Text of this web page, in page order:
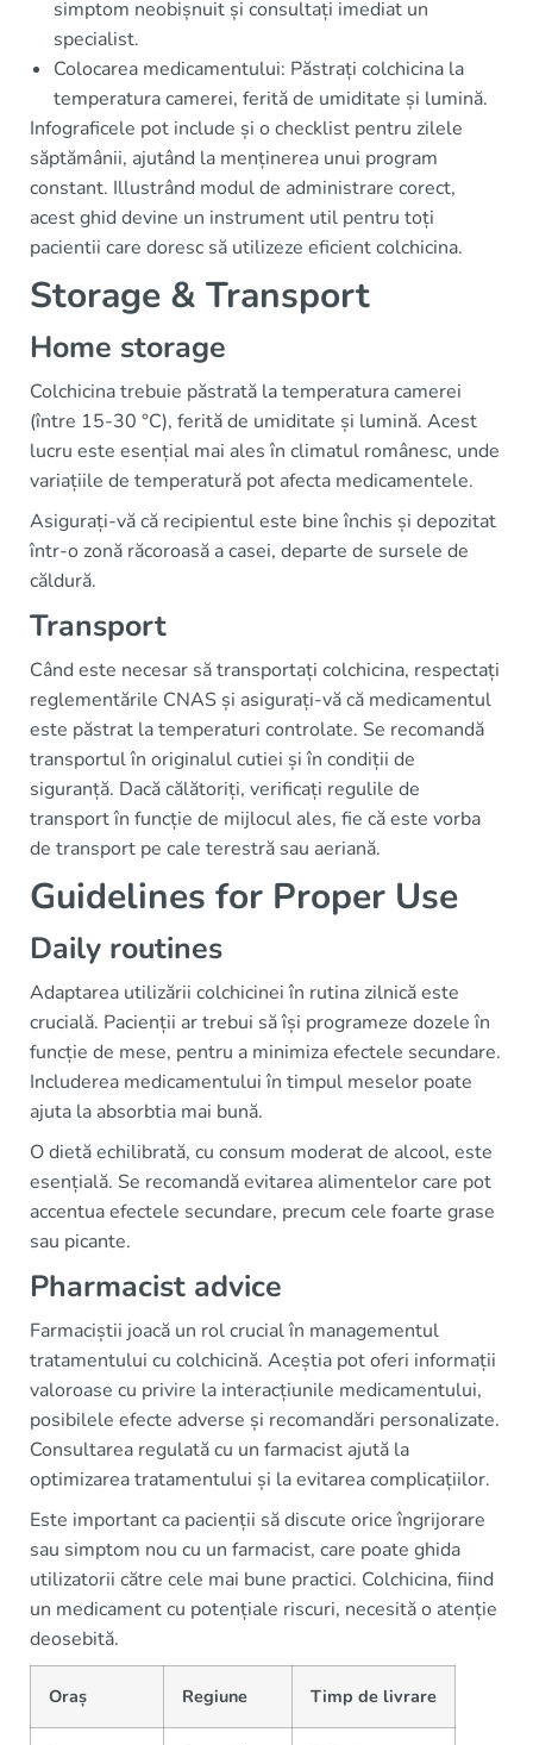
simptom neobișnuit și consultați imediat un
specialist.
Colocarea medicamentului: Păstrați colchicina la
temperatura camerei, ferită de umiditate și lumină.
Infograficele pot include și o checklist pentru zilele
săptămânii, ajutând la menținerea unui program
constant. Illustrând modul de administrare corect,
acest ghid devine un instrument util pentru toți
pacientii care doresc să utilizeze eficient colchicina.
Storage & Transport
Home storage
Colchicina trebuie păstrată la temperatura camerei
(între 15-30 °C), ferită de umiditate și lumină. Acest
lucru este esențial mai ales în climatul românesc, unde
variațiile de temperatură pot afecta medicamentele.
Asigurați-vă că recipientul este bine închis și depozitat
într-o zonă răcoroasă a casei, departe de sursele de
căldură.
Transport
Când este necesar să transportați colchicina, respectați
reglementările CNAS și asigurați-vă că medicamentul
este păstrat la temperaturi controlate. Se recomandă
transportul în originalul cutiei și în condiții de
siguranță. Dacă călătoriți, verificați regulile de
transport în funcție de mijlocul ales, fie că este vorba
de transport pe cale terestră sau aeriană.
Guidelines for Proper Use
Daily routines
Adaptarea utilizării colchicinei în rutina zilnică este
crucială. Pacienții ar trebui să își programeze dozele în
funcție de mese, pentru a minimiza efectele secundare.
Includerea medicamentului în timpul meselor poate
ajuta la absorbtia mai bună.
O dietă echilibrată, cu consum moderat de alcool, este
esențială. Se recomandă evitarea alimentelor care pot
accentua efectele secundare, precum cele foarte grase
sau picante.
Pharmacist advice
Farmaciștii joacă un rol crucial în managementul
tratamentului cu colchicină. Aceștia pot oferi informații
valoroase cu privire la interacțiunile medicamentului,
posibilele efecte adverse și recomandări personalizate.
Consultarea regulată cu un farmacist ajută la
optimizarea tratamentului și la evitarea complicațiilor.
Este important ca pacienții să discute orice îngrijorare
sau simptom nou cu un farmacist, care poate ghida
utilizatorii către cele mai bune practici. Colchicina, fiind
un medicament cu potențiale riscuri, necesită o atenție
deosebită.
Oraș Regiune Timp de livrare